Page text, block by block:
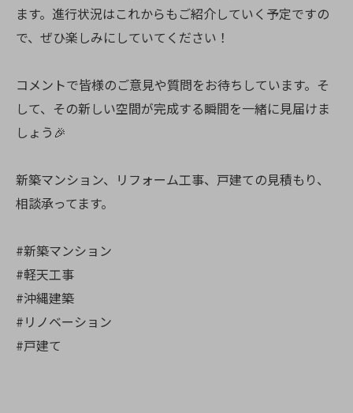
ます。進行状況はこれからもご紹介していく予定ですの
で、ぜひ楽しみにしていてください！
コメントで皆様のご意見や質問をお待ちしています。そ
して、その新しい空間が完成する瞬間を一緒に見届けま
しょう🎉
新築マンション、リフォーム工事、戸建ての見積もり、
相談承ってます。
#新築マンション
#軽天工事
#沖縄建築
#リノベーション
#戸建て